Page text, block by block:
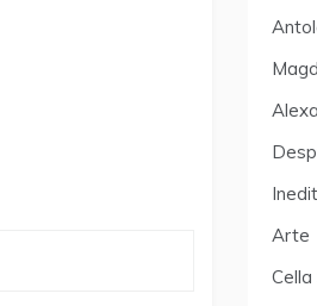
Arte
Cella